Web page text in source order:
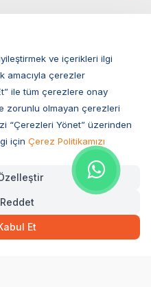
Sorular
Başiskele / KOCAELİ
ve içerikleri ilgi
amacıyla çerezler
ile tüm çerezlere onay
zorunlu olmayan çerezleri
“Çerezleri Yönet” üzerinden
için Çerez Politikamızı
Et